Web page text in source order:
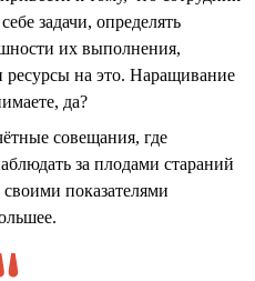
задачи, определять
их выполнения,
ресурсы на это. Наращивание
да?
совещания, где
за плодами стараний
своими показателями